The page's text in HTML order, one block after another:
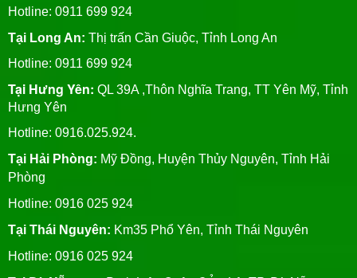
Hotline: 0911 699 924
Tại Long An: Thị trấn Cần Giuộc, Tỉnh Long An
Hotline: 0911 699 924
Tại Hưng Yên: QL 39A ,Thôn Nghĩa Trang, TT Yên Mỹ, Tỉnh
Hưng Yên
Hotline: 0916.025.924.
Tại Hải Phòng: Mỹ Đồng, Huyện Thủy Nguyên, Tỉnh Hải
Phòng
Hotline: 0916 025 924
Tại Thái Nguyên: Km35 Phổ Yên, Tỉnh Thái Nguyên
Hotline: 0916 025 924